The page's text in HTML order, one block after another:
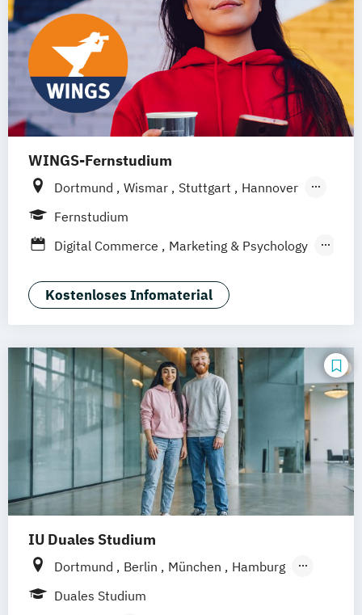
WINGS-Fernstudium
Dortmund Wismar Stuttgart
Hannover
Leipzig
Frankfurt am Main
Nürnberg
Fernstudium
Digital Commerce
Marketing & Psychology
Wirtschaftspsychologie
Kostenloses Infomaterial
IU Duales Studium
Dortmund Berlin München
Hamburg
Frankfurt am Main
Duales Studium